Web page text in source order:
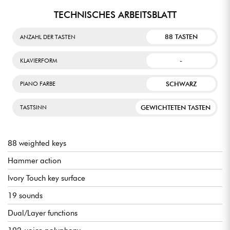
TECHNISCHES ARBEITSBLATT
ANZAHL DER TASTEN 88 TASTEN
KLAVIERFORM -
PIANO FARBE SCHWARZ
TASTSINN GEWICHTETEN TASTEN
88 weighted keys
Hammer action
Ivory Touch key surface
19 sounds
Dual/Layer functions